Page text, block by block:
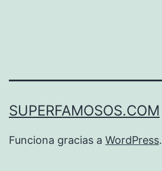
SUPERFAMOSOS.COM
Funciona gracias a WordPress.